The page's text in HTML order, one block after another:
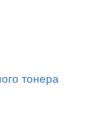
тонера